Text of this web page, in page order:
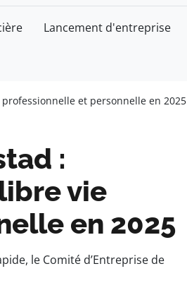
Lancement d'entreprise
et personnelle en 2025
:
vie
en 2025
le Comité d’Entreprise de